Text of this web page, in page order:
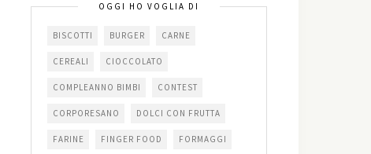
OGGI HO VOGLIA DI
BISCOTTI BURGER CARNE
CEREALI CIOCCOLATO
COMPLEANNO BIMBI CONTEST
CORPORESANO DOLCI CON FRUTTA
FARINE FINGER FOOD FORMAGGI